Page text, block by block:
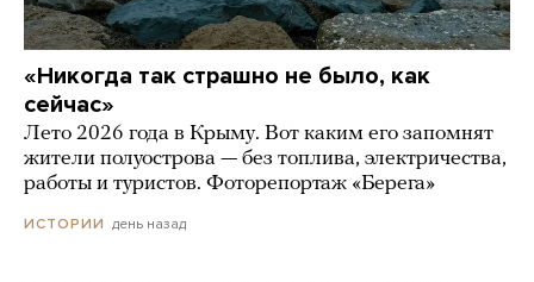
«Никогда так страшно не было, как
сейчас»
Лето 2026 года в Крыму. Вот каким его запомнят
жители полуострова — без топлива, электричества,
работы и туристов. Фоторепортаж «Берега»
ИСТОРИИ день назад